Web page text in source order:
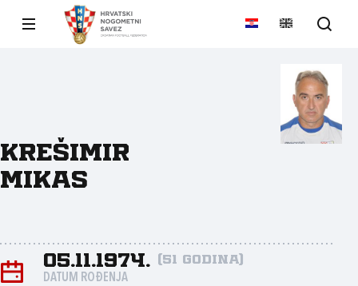
Krešimir
Mikas
05.11.1974. (51 godina)
DATUM ROĐENJA